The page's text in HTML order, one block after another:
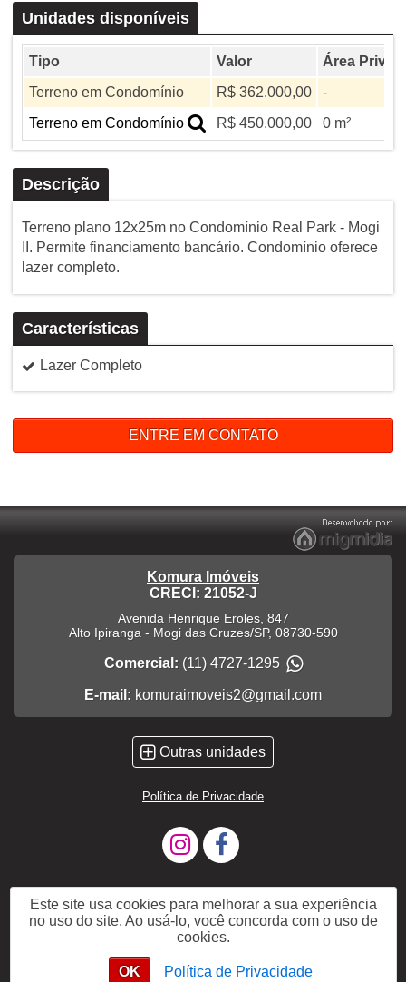
Unidades disponíveis
Tipo Valor
Área
Terreno em Condomínio
R$ 362.000,00
-
Terreno em Condomínio
R$ 450.000,00 0 m²
Descrição
Terreno plano 12x25m no Condomínio Real Park - Mogi
II. Permite financiamento bancário. Condomínio oferece
lazer completo.
Características
Lazer Completo
ENTRE EM CONTATO
Komura Imóveis
CRECI: 21052-J
Avenida Henrique Eroles, 847
Alto Ipiranga - Mogi das Cruzes/SP, 08730-590
Comercial: (11) 4727-1295
E-mail: komuraimoveis2@gmail.com
Outras unidades
Política de Privacidade
Este site usa cookies para melhorar a sua experiência
no uso do site. Ao usá-lo, você concorda com o uso de
cookies.
OK Política de Privacidade